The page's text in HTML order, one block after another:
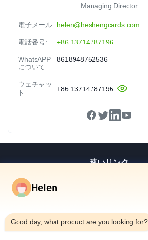
Managing Director
電子メール: helen@heshengcards.com
電話番号: +86 13714787196
WhatsAPP
について:
8618948752536
ウェチャッ
ト:
+86 13714787196
速いリンク
私達について
Helen
Good day, what product are you looking for?